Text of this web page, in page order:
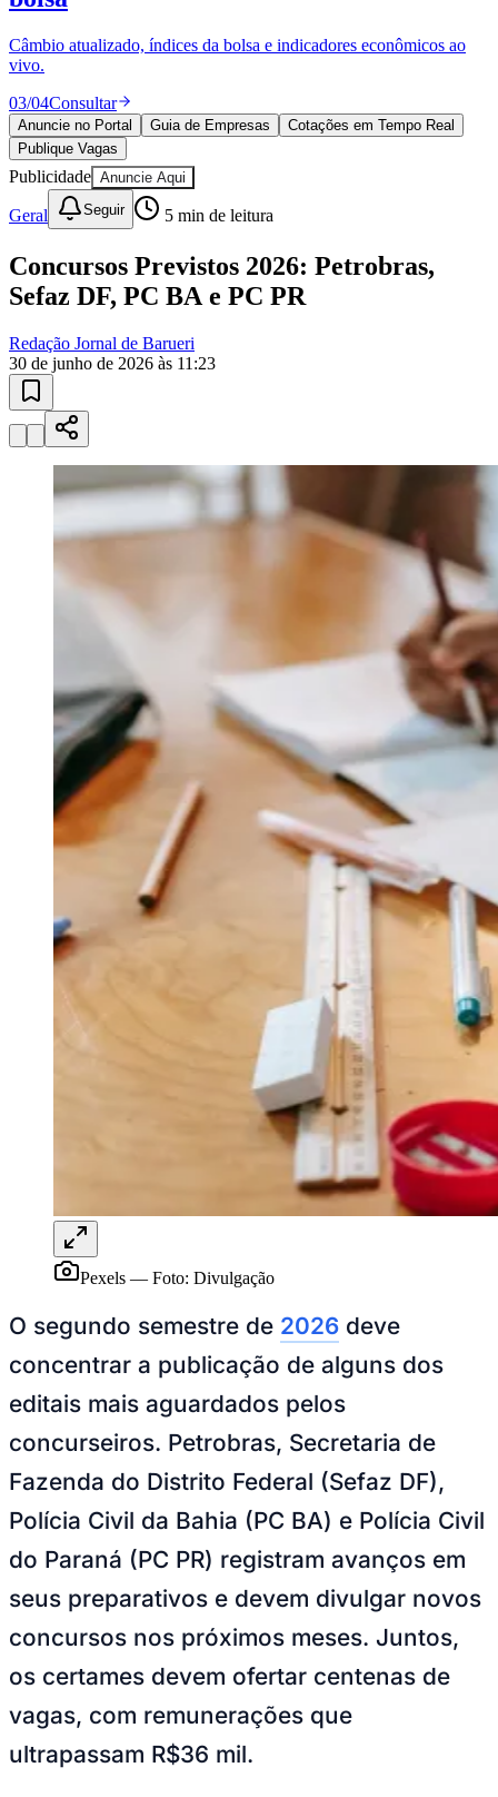
Vitória
Publique vagas e encontre os melhores profissionais da região.
04/04Publicar
Anuncie no Portal
Publique Vagas
Publicidade Anuncie Aqui
Geral Seguir 5min de leitura
Concursos Previstos 2026: Petrobras,
Redação Jornal de Barueri
30 de junho de 2026 às 11:23
Pexels
O segundo semestre de
concentrar a publicação de alguns dos
editais mais aguardados pelos
concurseiros. Petrobras, Secretaria de
Fazenda do Distrito Federal (Sefaz DF),
Polícia Civil da Bahia (PC BA) e Polícia Civil
do Paraná (PC PR) registram avanços em
seus preparativos e devem divulgar novos
concursos nos próximos meses. Juntos,
os certames devem ofertar centenas de
vagas, com remunerações que
ultrapassam R$36 mil.